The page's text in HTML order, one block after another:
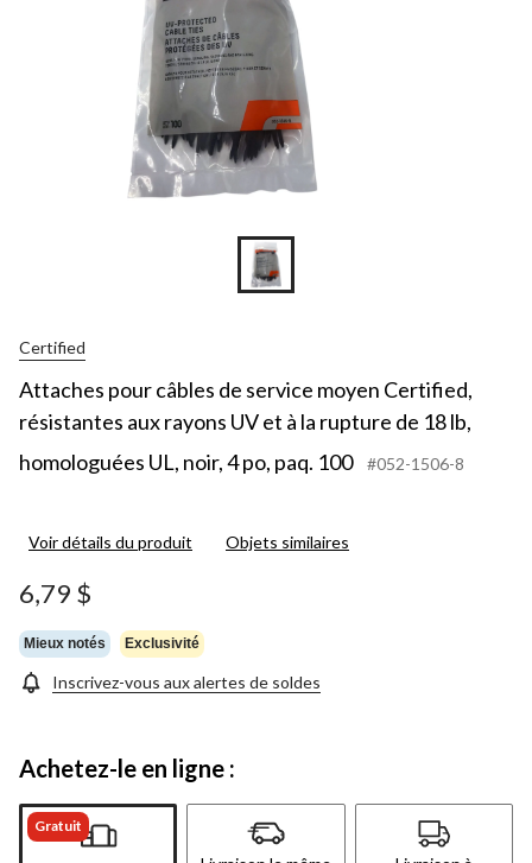
Certified
Attaches pour câbles de service moyen Certified,
résistantes aux rayons UV et à la rupture de 18 lb,
homologuées UL, noir, 4 po, paq. 100
#052-1506-8
Voir détails du produit Objets similaires
6,79 $
Mieux notés Exclusivité
Inscrivez-vous aux alertes de soldes
Achetez-le en ligne :
Gratuit